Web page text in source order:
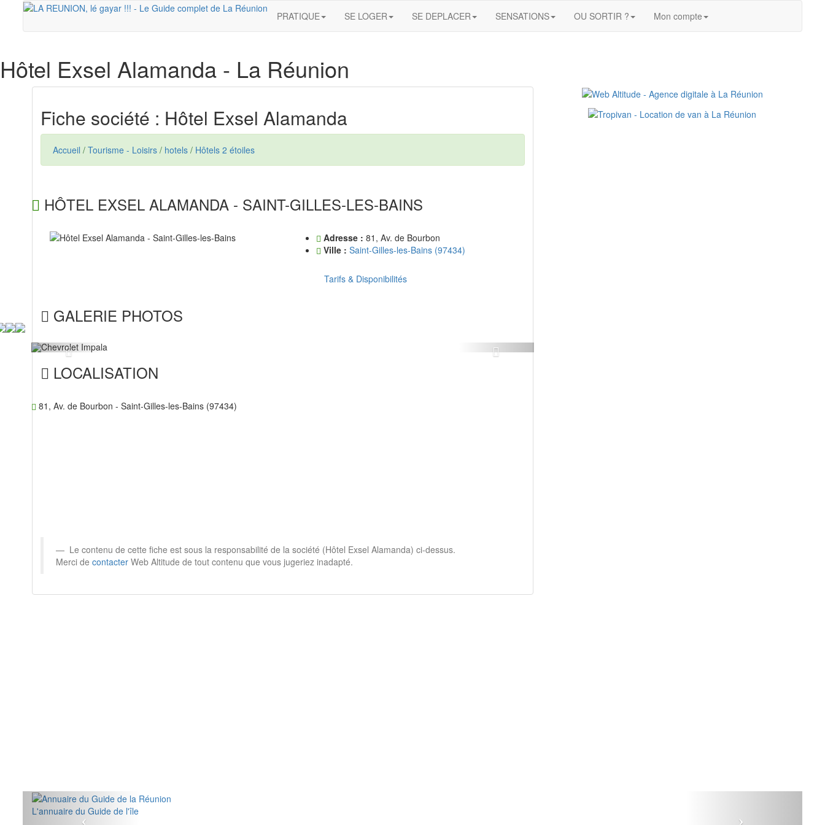
PRATIQUE SE LOGER SE DEPLACER SENSATIONS OU SORTIR ? Mon compte
Hôtel Exsel Alamanda - La Réunion
Fiche société : Hôtel Exsel Alamanda
Accueil / Tourisme - Loisirs / hotels / Hôtels 2 étoiles
HÔTEL EXSEL ALAMANDA - SAINT-GILLES-LES-BAINS
Adresse : 81, Av. de Bourbon
Ville : Saint-Gilles-les-Bains (97434)
Tarifs & Disponibilités
GALERIE PHOTOS
Previous Next
LOCALISATION
81, Av. de Bourbon - Saint-Gilles-les-Bains (97434)
Le contenu de cette fiche est sous la responsabilité de la société (Hôtel Exsel Alamanda) ci-dessus.
Merci de contacter Web Altitude de tout contenu que vous jugeriez inadapté.
L'annuaire du Guide de l'île